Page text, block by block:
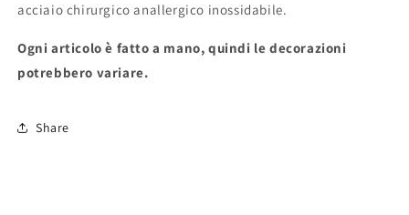
acciaio chirurgico anallergico inossidabile.
Ogni articolo è fatto a mano, quindi le decorazioni
potrebbero variare.
Share